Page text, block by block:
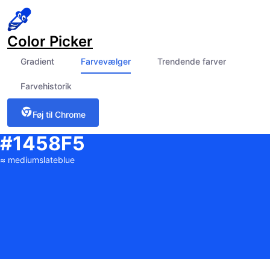
Color Picker
Gradient Farvevælger Trendende farver
Farvehistorik
Føj til Chrome
#1458F5
≈ mediumslateblue